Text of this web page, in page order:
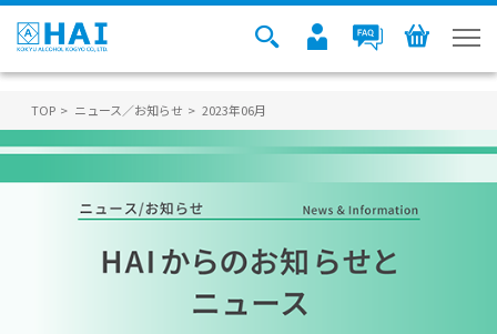
TOP ニュース／お知らせ 2023年06月